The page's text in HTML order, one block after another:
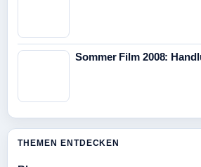
Sommer Film 2008:
THEMEN ENTDECKEN